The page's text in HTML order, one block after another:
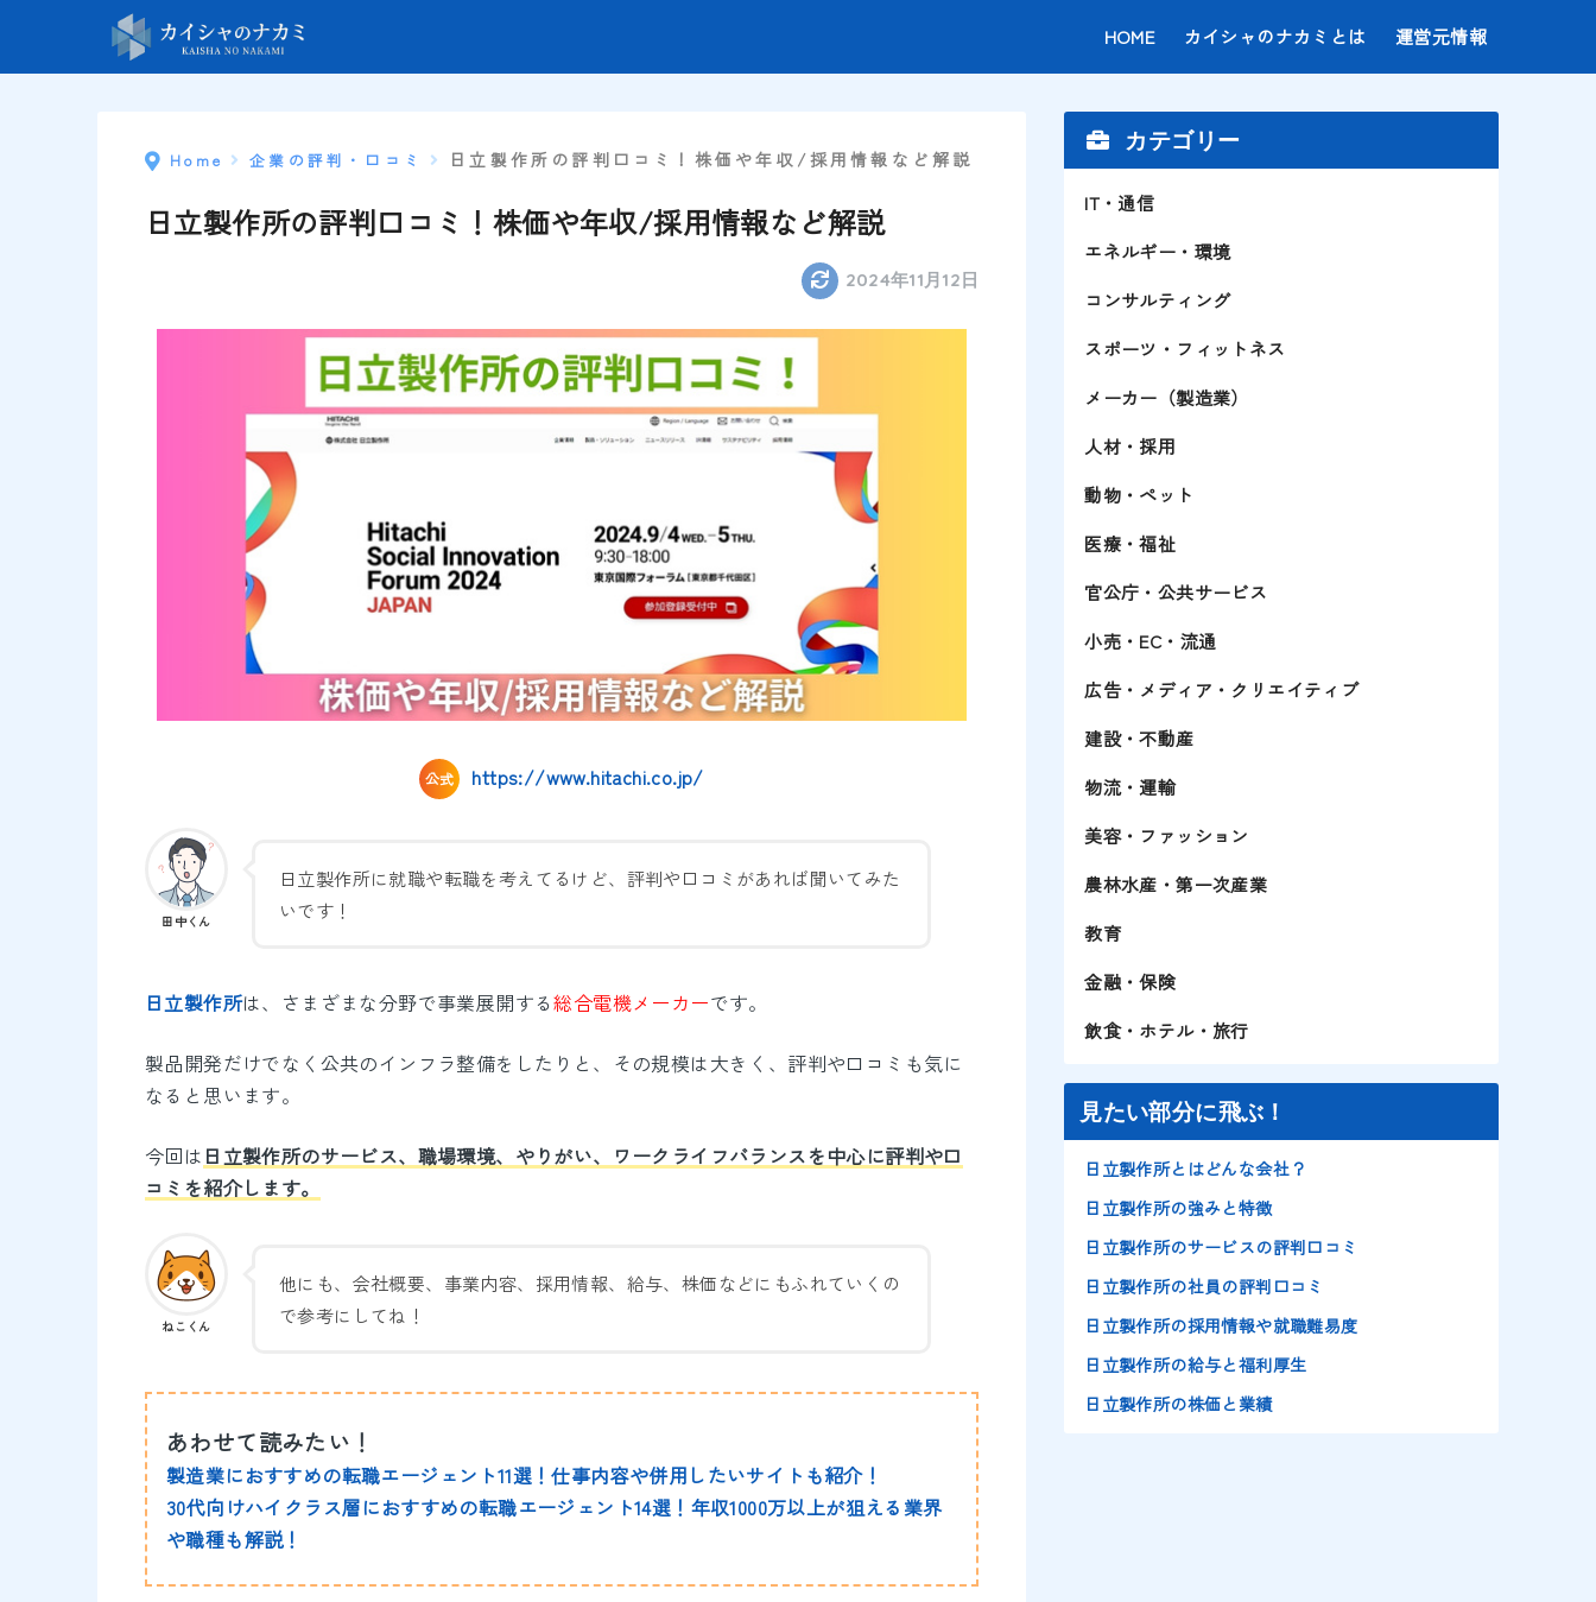
HOME カイシャのナカミとは 運営元情報
Home 企業の評判・口コミ 日立製作所の評判口コミ！株価や年収/採用情報など解説
日立製作所の評判口コミ！株価や年収/採用情報など解説
2024年11月12日
公式 https://www.hitachi.co.jp/
田中くん
日立製作所に就職や転職を考えてるけど、評判や口コミがあれば聞いてみた
いです！
日立製作所は、さまざまな分野で事業展開する総合電機メーカーです。
製品開発だけでなく公共のインフラ整備をしたりと、その規模は大きく、評判や口コミも気に
なると思います。
今回は 日立製作所のサービス、職場環境、やりがい、ワークライフバランスを中心に評判や口
コミを紹介します。
ねこくん
他にも、会社概要、事業内容、採用情報、給与、株価などにもふれていくの
で参考にしてね！
あわせて読みたい！
製造業におすすめの転職エージェント11選！仕事内容や併用したいサイトも紹介！
30代向けハイクラス層におすすめの転職エージェント14選！年収1000万以上が狙える業界
や職種も解説！
カテゴリー
IT・通信
エネルギー・環境
コンサルティング
スポーツ・フィットネス
メーカー（製造業）
人材・採用
動物・ペット
医療・福祉
官公庁・公共サービス
小売・EC・流通
広告・メディア・クリエイティブ
建設・不動産
物流・運輸
美容・ファッション
農林水産・第一次産業
教育
金融・保険
飲食・ホテル・旅行
見たい部分に飛ぶ！
日立製作所とはどんな会社？
日立製作所の強みと特徴
日立製作所のサービスの評判口コミ
日立製作所の社員の評判口コミ
日立製作所の採用情報や就職難易度
日立製作所の給与と福利厚生
日立製作所の株価と業績